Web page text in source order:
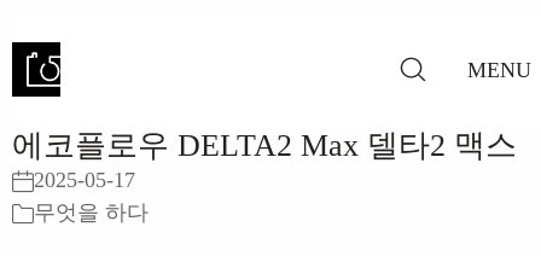
MENU
에코플로우 DELTA2 Max 델타2 맥스
2025-05-17
무엇을 하다